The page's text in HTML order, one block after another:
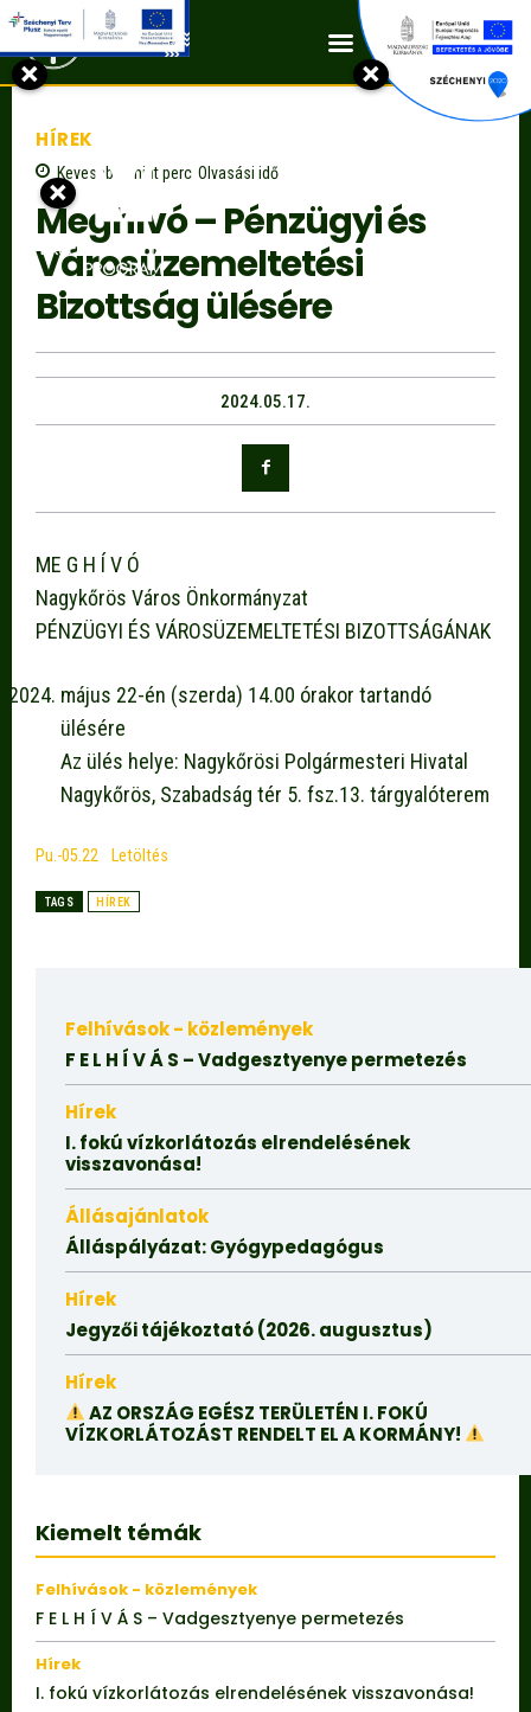
Kapcsolat
HÍREK
Kevesebb, mintperc Olvasási idő
Meghívó – Pénzügyi és
Városüzemeltetési
Bizottság ülésére
2024.05.17.
ME G H Í V Ó
Nagykőrös Város Önkormányzat
PÉNZÜGYI ÉS VÁROSÜZEMELTETÉSI BIZOTTSÁGÁNAK
május 22-én (szerda) 14.00 órakor tartandó
ülésére
Az ülés helye: Nagykőrösi Polgármesteri Hivatal
Nagykőrös, Szabadság tér 5. fsz.13. tárgyalóterem
Pu.-05.22 Letöltés
TAGS HÍREK
Felhívások - közlemények
F E L H Í V Á S – Vadgesztyenye permetezés
Hírek
I. fokú vízkorlátozás elrendelésének
visszavonása!
Állásajánlatok
Álláspályázat: Gyógypedagógus
Hírek
Jegyzői tájékoztató (2026. augusztus)
Hírek
AZ ORSZÁG EGÉSZ TERÜLETÉN I. FOKÚ
VÍZKORLÁTOZÁST RENDELT EL A KORMÁNY!
Kiemelt témák
Felhívások - közlemények
F E L H Í V Á S – Vadgesztyenye permetezés
Hírek
I. fokú vízkorlátozás elrendelésének visszavonása!
×
×
×